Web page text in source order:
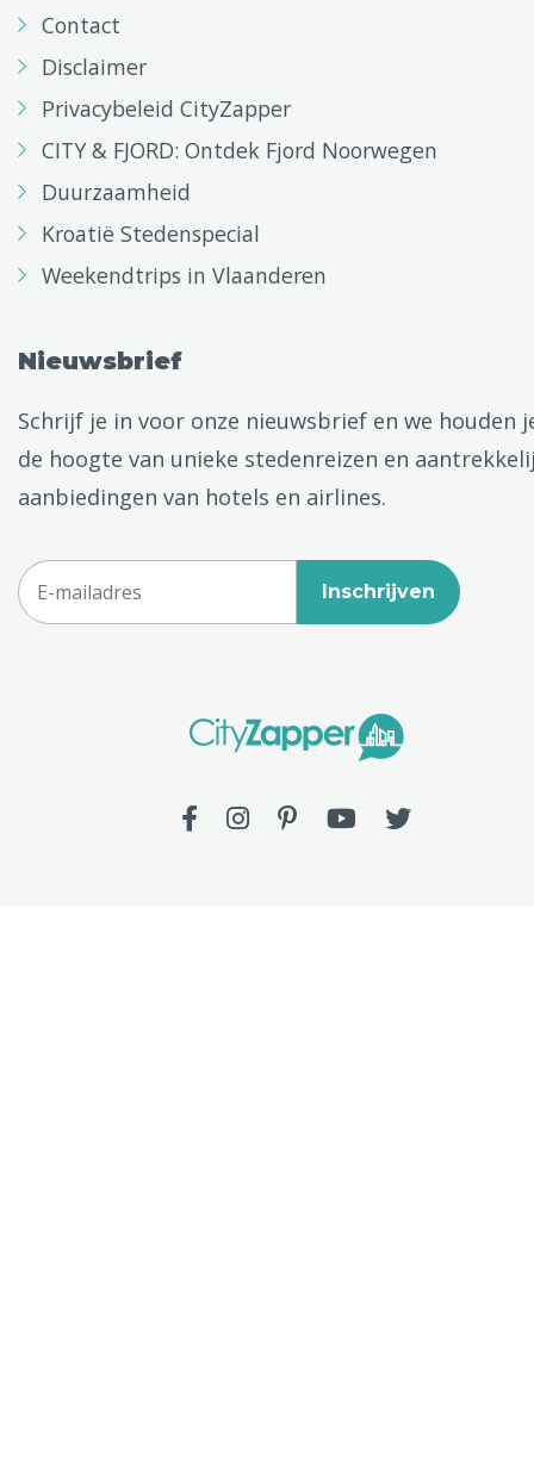
Contact
Disclaimer
Privacybeleid CityZapper
CITY & FJORD: Ontdek Fjord Noorwegen
Duurzaamheid
Kroatië Stedenspecial
Weekendtrips in Vlaanderen
Nieuwsbrief
Schrijf je in voor onze nieuwsbrief en we houden
de hoogte van unieke stedenreizen en
aanbiedingen van hotels en airlines.
Inschrijven